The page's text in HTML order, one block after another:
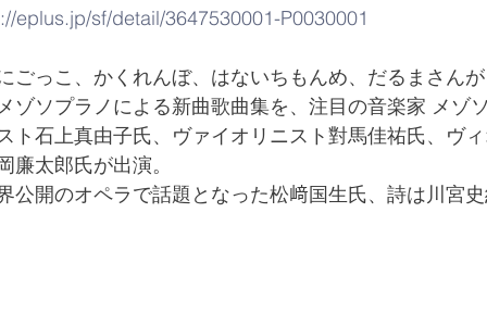
eplus.jp/sf/detail/3647530001-P0030001
ごっこ、かくれんぼ、はないちもんめ、だるまさん
ゾソプラノによる新曲歌曲集を、注目の音楽家 メゾ
ト石上真由子氏、ヴァイオリニスト對馬佳祐氏、ヴ
廉太郎氏が出演。
公開のオペラで話題となった松﨑国生氏、詩は川宮